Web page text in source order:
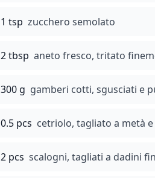
1 tsp zucchero semolato
2 tbsp aneto fresco, tritato
300 g gamberi cotti, sgusciati e
0.5 pcs cetriolo, tagliato a metà
2 pcs scalogni, tagliati a dadini